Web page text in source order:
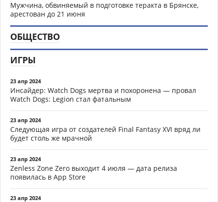
Мужчина, обвиняемый в подготовке теракта в Брянске,
арестован до 21 июня
ОБЩЕСТВО
ИГРЫ
23 апр 2024
Инсайдер: Watch Dogs мертва и похоронена — провал
Watch Dogs: Legion стал фатальным
23 апр 2024
Следующая игра от создателей Final Fantasy XVI вряд ли
будет столь же мрачной
23 апр 2024
Zenless Zone Zero выходит 4 июля — дата релиза
появилась в App Store
23 апр 2024